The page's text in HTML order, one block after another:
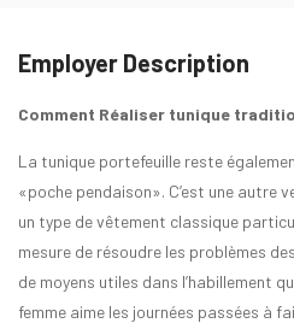
Employer Description
Comment Réaliser tunique
La tunique portefeuille reste
«poche pendaison». C’est une autre
un type de vêtement classique
mesure de résoudre les problèmes
de moyens utiles dans l’habillement
femme aime les journées passées à